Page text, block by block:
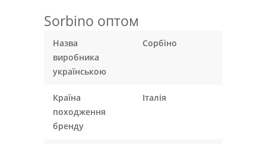
Sorbino оптом
Назва
виробника
українською
Сорбіно
Країна
походження
бренду
Італія